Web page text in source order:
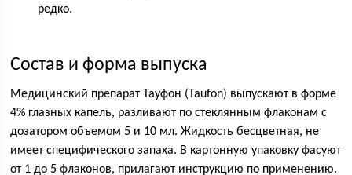
редко.
Состав и форма выпуска
Медицинский препарат Тауфон (Taufon) выпускают в форме
4% глазных капель, разливают по стеклянным флаконам с
дозатором объемом 5 и 10 мл. Жидкость бесцветная, не
имеет специфического запаха. В картонную упаковку фасуют
от 1 до 5 флаконов, прилагают инструкцию по применению.